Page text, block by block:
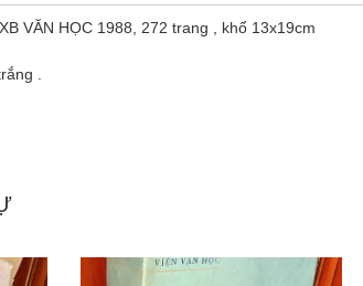
VĂN HỌC 1988, 272 trang , khổ 13x19cm
.